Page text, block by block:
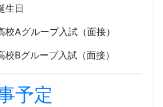
生日
校Aグループ入試（面接）
校Bグループ入試（面接）
予定